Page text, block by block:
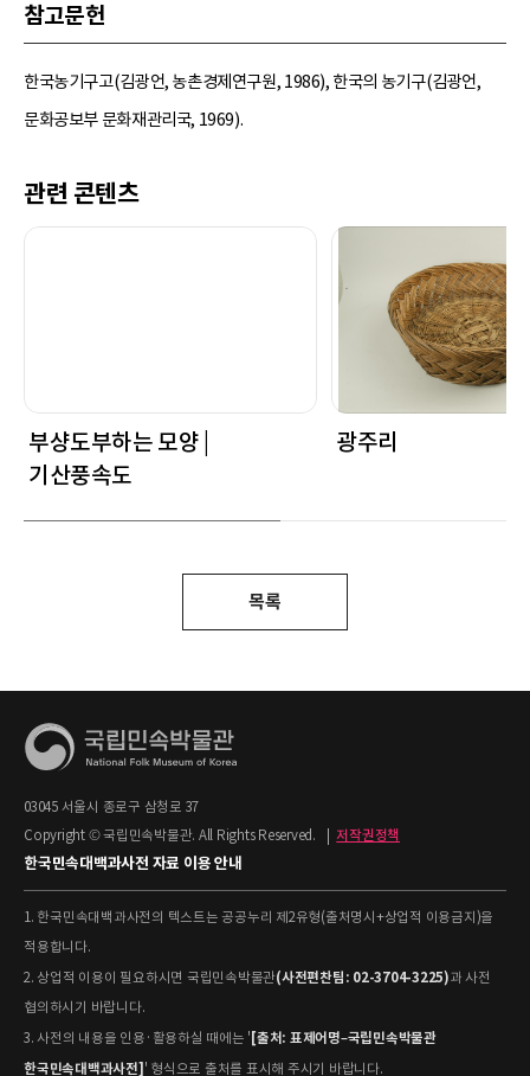
참고문헌
한국농기구고(김광언, 농촌경제연구원, 1986), 한국의 농기구(김광언,
문화공보부 문화재관리국, 1969).
관련 콘텐츠
부샹도부하는 모양 |
기산풍속도
광주리
목록
03045 서울시 종로구 삼청로 37
Copyright © 국립민속박물관. All Rights Reserved.
저작권정책
한국민속대백과사전 자료 이용 안내
1. 한국민속대백과사전의 텍스트는 공공누리 제2유형(출처명시+상업적 이용금지)을
적용합니다.
2. 상업적 이용이 필요하시면 국립민속박물관(사전편찬팀: 02-3704-3225)과 사전
협의하시기 바랍니다.
3. 사전의 내용을 인용·활용하실 때에는 ' [출처: 표제어명–국립민속박물관
한국민속대백과사전] ' 형식으로 출처를 표시해 주시기 바랍니다.